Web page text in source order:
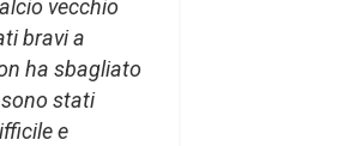
vecchio
bravi a
ha sbagliato
stati
e